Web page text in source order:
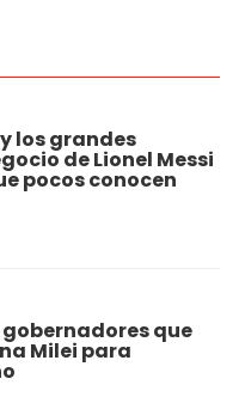
los grandes
de Lionel Messi
pocos conocen
gobernadores que
Milei para